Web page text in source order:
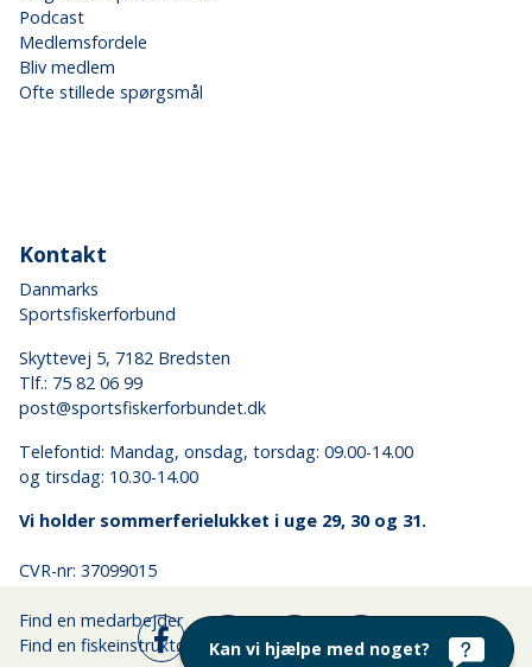
Podcast
Medlemsfordele
Bliv medlem
Ofte stillede spørgsmål
Kontakt
Danmarks
Sportsfiskerforbund
Skyttevej 5, 7182 Bredsten
Tlf.: 75 82 06 99
post@sportsfiskerforbundet.dk
Telefontid: Mandag, onsdag, torsdag: 09.00-14.00
og tirsdag: 10.30-14.00
Vi holder sommerferielukket i uge 29, 30 og 31.
CVR-nr: 37099015
Find en medarbejder
Find en fiskeinstruktør
Kan vi hjælpe med noget?